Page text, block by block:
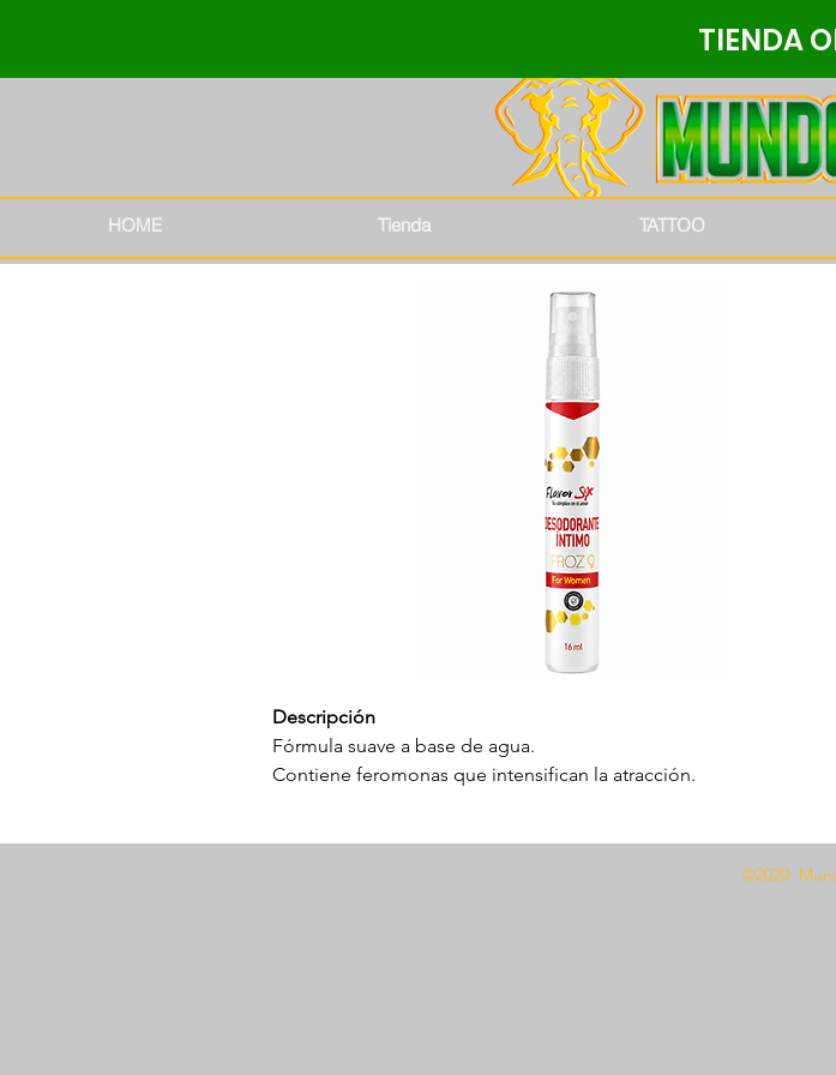
TIENDA
HOME Tienda TATTOO
Descripción
Fórmula suave a base de agua.
Contiene feromonas que intensifican la atracción.
©2020